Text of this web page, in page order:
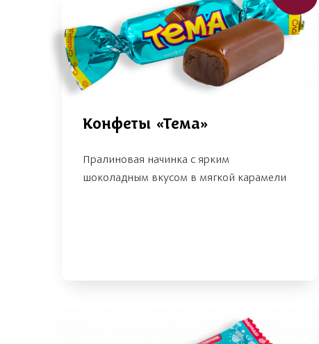
Конфеты «Тема»
Пралиновая начинка с ярким
шоколадным вкусом в мягкой карамели